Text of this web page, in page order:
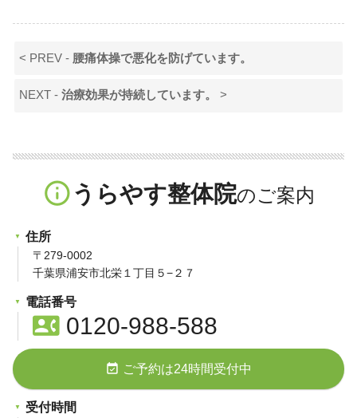
< PREV - 腰痛体操で悪化を防げています。
NEXT -治療効果が持続しています。 >
info_outlineうらやす整体院
住所
〒279-0002
千葉県浦安市北栄１丁目５−２７
電話番号
contact_phone0120-988-588
event_available ご予約は24時間受付中
受付時間